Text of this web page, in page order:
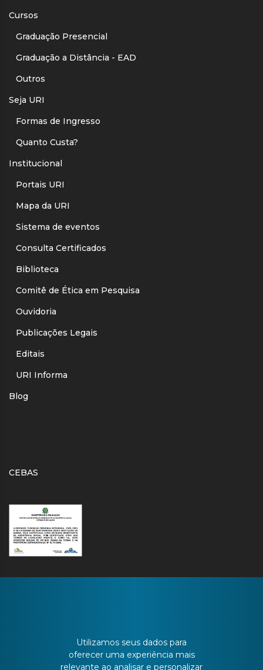
Cursos
Graduação Presencial
Graduação a Distância - EAD
Outros
Seja URI
Formas de Ingresso
Quanto Custa?
Institucional
Portais URI
Mapa da URI
Sistema de eventos
Consulta Certificados
Biblioteca
Comitê de Ética em Pesquisa
Ouvidoria
Publicações Legais
Editais
URI Informa
Blog
CEBAS
Utilizamos seus dados para
oferecer uma experiência mais
relevante ao analisar e personalizar